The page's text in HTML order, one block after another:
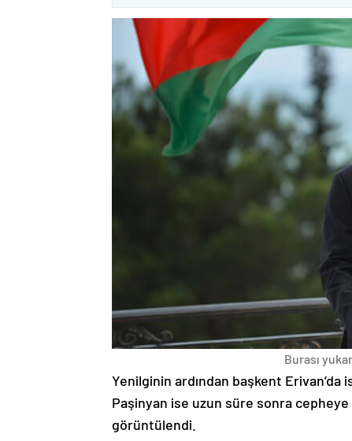
Burası
Yenilginin ardından başkent
Paşinyan ise uzun süre sonra
görüntülendi.